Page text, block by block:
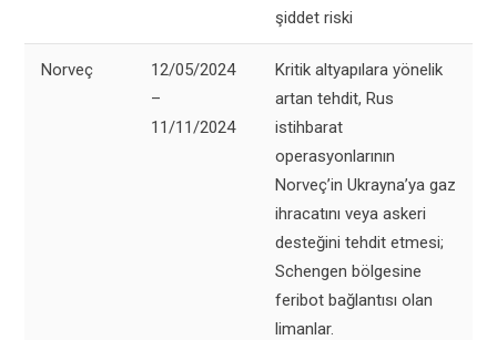
şiddet riski
Norveç
12/05/2024
–
11/11/2024
Kritik altyapılara yönelik
artan tehdit, Rus
istihbarat
operasyonlarının
Norveç’in Ukrayna’ya gaz
ihracatını veya askeri
desteğini tehdit etmesi;
Schengen bölgesine
feribot bağlantısı olan
limanlar.